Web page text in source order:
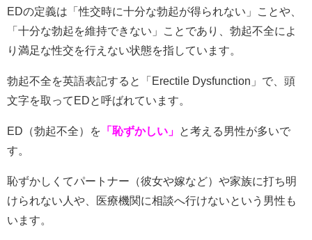
EDの定義は「性交時に十分な勃起が得られない」ことや、
「十分な勃起を維持できない」ことであり、勃起不全によ
り満足な性交を行えない状態を指しています。
勃起不全を英語表記すると「Erectile Dysfunction」で、頭
文字を取ってEDと呼ばれています。
ED（勃起不全）を 「恥ずかしい」
と考える男性が多いで
す。
恥ずかしくてパートナー（彼女や嫁など）や家族に打ち明
けられない人や、医療機関に相談へ行けないという男性も
います。